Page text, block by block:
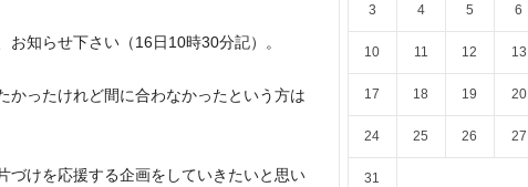
知らせ下さい（16日10時30分記）。
かったけれど間に合わなかったという方は
づけを応援する企画をしていきたいと思い
3 4 5 6
10 11 12 13
17 18 19 20
24 25 26 27
31